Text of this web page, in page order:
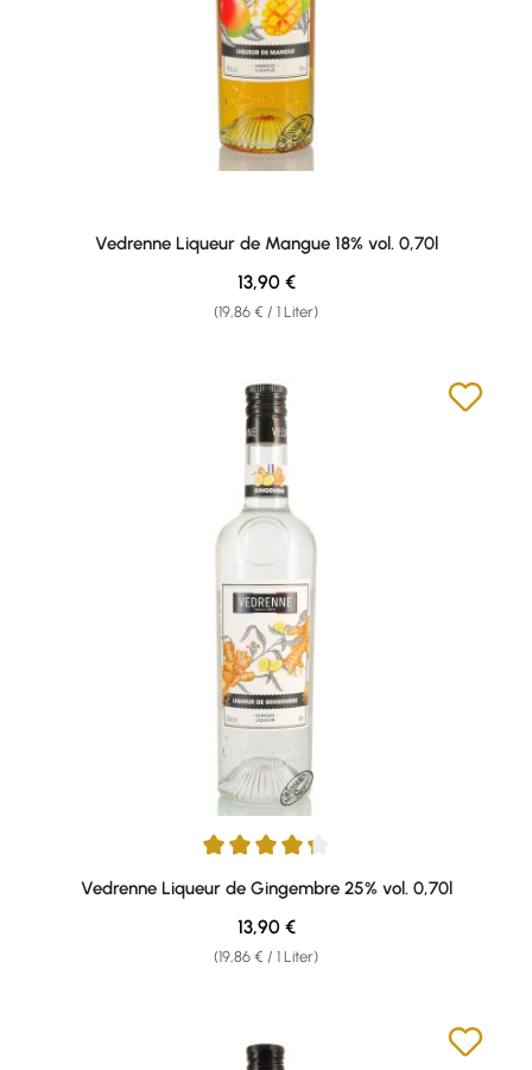
Vedrenne Liqueur de Mangue 18% vol. 0,70l
(19,86 € / 1 Liter)
Regulärer Preis:
13,90 €
Durchschnittliche Bewertung von 4.33 von 5 Sternen
Vedrenne Liqueur de Gingembre 25% vol. 0,70l
(19,86 € / 1 Liter)
Regulärer Preis:
13,90 €